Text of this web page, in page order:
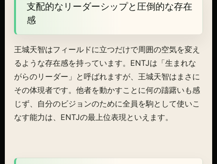
支配的なリーダーシップと圧倒的な存在
感
王城天智はフィールドに立つだけで周囲の空気を変え
るような存在感を持っています。ENTJは「生まれな
がらのリーダー」と呼ばれますが、王城天智はまさに
その体現者です。他者を動かすことに何の躊躇いも感
じず、自分のビジョンのために全員を駒として使いこ
なす能力は、ENTJの最上位表現といえます。